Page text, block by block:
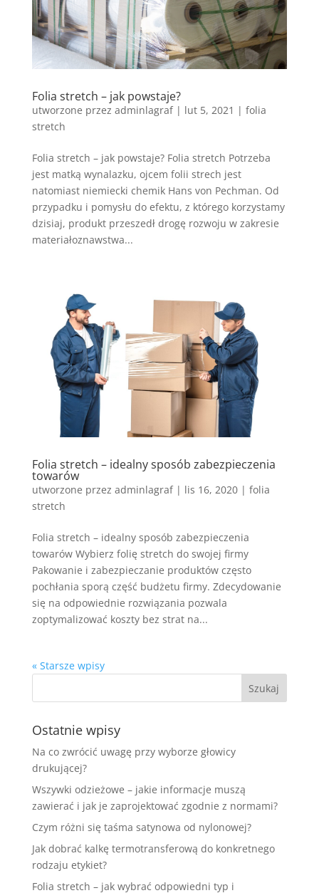
Folia stretch – jak powstaje?
utworzone przez adminlagraf| lut 5, 2021 | folia
stretch
Folia stretch – jak powstaje? Folia stretch Potrzeba
jest matką wynalazku, ojcem folii strech jest
natomiast niemiecki chemik Hans von Pechman. Od
przypadku i pomysłu do efektu, z którego korzystamy
dzisiaj, produkt przeszedł drogę rozwoju w zakresie
materiałoznawstwa...
Folia stretch – idealny sposób zabezpieczenia
towarów
utworzone przez adminlagraf| lis 16, 2020| folia
stretch
Folia stretch – idealny sposób zabezpieczenia
towarów Wybierz folię stretch do swojej firmy
Pakowanie i zabezpieczanie produktów często
pochłania sporą część budżetu firmy. Zdecydowanie
się na odpowiednie rozwiązania pozwala
zoptymalizować koszty bez strat na...
« Starsze wpisy
Ostatnie wpisy
Na co zwrócić uwagę przy wyborze głowicy
drukującej?
Wszywki odzieżowe – jakie informacje muszą
zawierać i jak je zaprojektować zgodnie z normami?
Czym różni się taśma satynowa od nylonowej?
Jak dobrać kalkę termotransferową do konkretnego
rodzaju etykiet?
Folia stretch – jak wybrać odpowiedni typ i